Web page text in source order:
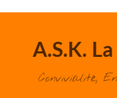
A.S.K.
Convivialité,